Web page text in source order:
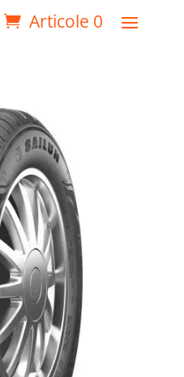
Articole 0